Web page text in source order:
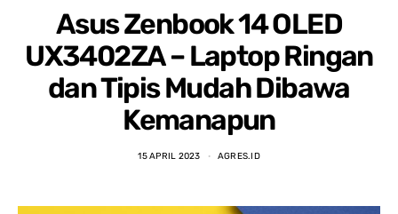
Asus Zenbook 14 OLED
UX3402ZA – Laptop Ringan
dan Tipis Mudah Dibawa
Kemanapun
15 APRIL 2023 AGRES.ID